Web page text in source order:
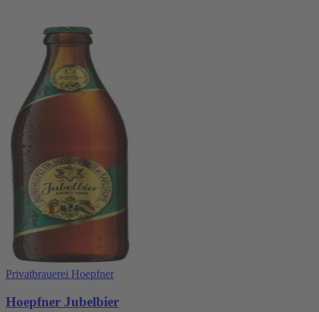
Privatbrauerei Hoepfner
Hoepfner Jubelbier